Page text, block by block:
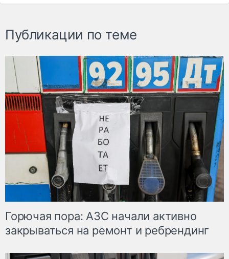
Публикации по теме
Горючая пора: АЗС начали активно
закрываться на ремонт и ребрендинг